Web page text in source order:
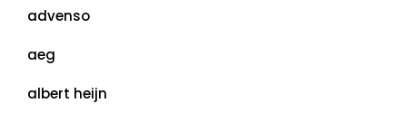
advenso
aeg
albert heijn